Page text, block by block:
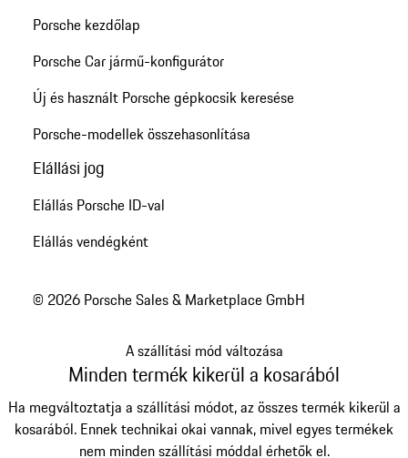
Porsche kezdőlap
Porsche Car jármű-konfigurátor
Új és használt Porsche gépkocsik keresése
Porsche-modellek összehasonlítása
Elállási jog
Elállás Porsche ID-val
Elállás vendégként
© 2026 Porsche Sales & Marketplace GmbH
A szállítási mód változása
Minden termék kikerül a kosarából
Ha megváltoztatja a szállítási módot, az összes termék kikerül a
kosarából. Ennek technikai okai vannak, mivel egyes termékek
nem minden szállítási móddal érhetők el.